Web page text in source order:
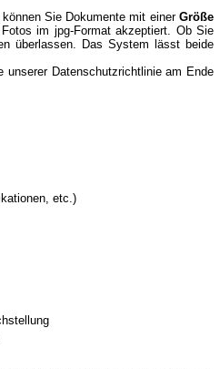
Sie Dokumente mit einer Größe
im jpg-Format akzeptiert. Ob Sie
überlassen. Das System lässt beide
unserer Datenschutzrichtlinie am Ende
etc.)